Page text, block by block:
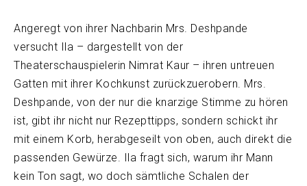
Angeregt von ihrer Nachbarin Mrs. Deshpande
versucht Ila – dargestellt von der
Theaterschauspielerin Nimrat Kaur – ihren untreuen
Gatten mit ihrer Kochkunst zurückzuerobern. Mrs.
Deshpande, von der nur die knarzige Stimme zu hören
ist, gibt ihr nicht nur Rezepttipps, sondern schickt ihr
mit einem Korb, herabgeseilt von oben, auch direkt die
passenden Gewürze. Ila fragt sich, warum ihr Mann
kein Ton sagt, wo doch sämtliche Schalen der